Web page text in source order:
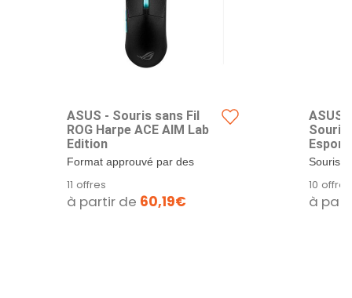
ASUS - Souris sans Fil
ROG Harpe ACE AIM Lab
Edition
Format approuvé par des
souris...
11 offres
à partir de 60,19€
ASUS
Souris
Esport
Souris
10 offres
à